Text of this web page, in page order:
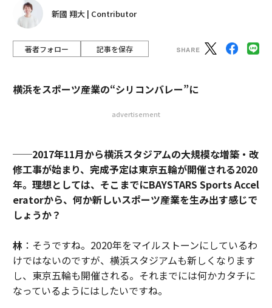
新國 翔大 | Contributor
著者フォロー 記事を保存
横浜をスポーツ産業の“シリコンバレー”に
advertisement
──2017年11月から横浜スタジアムの大規模な増築・改
修工事が始まり、完成予定は東京五輪が開催される2020
年。理想としては、そこまでにBAYSTARS Sports Accel
eratorから、何か新しいスポーツ産業を生み出す感じで
しょうか？
林：そうですね。2020年をマイルストーンにしているわ
けではないのですが、横浜スタジアムも新しくなります
し、東京五輪も開催される。それまでには何かカタチに
なっているようにはしたいですね。